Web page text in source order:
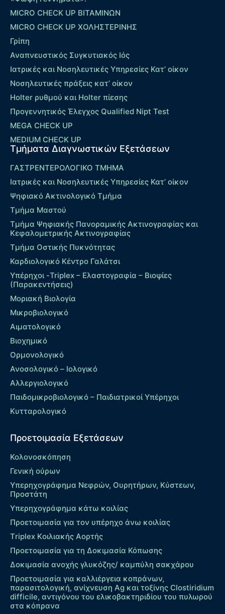
MICRO CHECK UP ΒΙΤΑΜΙΝΩΝ
MICRO CHECK UP ΧΟΛΗΣΤΕΡΙΝΗΣ
Γρίπη
Αναπνευστικός Συγκυτιακός Ιός
Ιατρικές και Νοσηλευτικές Υπηρεσίες Κατ’ οίκον
Νοσηλευτικές πράξεις κατ’ οίκον
Holter ρυθμού και Holter πίεσης
Προγεννητικός Έλεγχος Qualified Nipt Test
MEGA CHECK UP
MEDIUM CHECK UP
Τμήματα Διαγνωστικών Εξετάσεων
ΓΑΣΤΡΕΝΤΕΡΟΛΟΓΙΚΟ ΤΜΗΜΑ
Ιατρικές και Νοσηλευτικές Υπηρεσίες Κατ’ οίκον
Ψηφιακό Ακτινολογικό Τμήμα
Τμήμα Μαστού
Τμήμα Ψηφιακής Πανοραμικής Ακτινογραφίας και
Κεφαλομετρικής Ακτινογραφίας
Τμήμα Οστικής Πυκνότητας
Καρδιολογικό Κέντρο Γαλάτσι
Υπέρηχοι -Triplex – Eλαστογραφία – Βιοψίες
(Παρακεντήσεις)
Μοριακή Βιολογία
Μικροβιολογικό
Αιματολογικό
Βιοχημικό
Ορμονολογικό
Ανοσολογικό – Ιολογικό
Αλλεργιολογικό
Παιδομικροβιολογικό – Παιδιατρικοί Υπέρηχοι
Κυτταρολογικό
Προετοιμασία Εξετάσεων
Κολονοσκόπηση
Γενική ούρων
Υπερηχογράφημα Νεφρών, Ουρητήρων, Κύστεων,
Προστάτη
Υπερηχογράφημα κάτω κοιλίας
Προετοιμασία για τον υπέρηχο άνω κοιλίας
Τriplex Kοιλιακής Αορτής
Προετοιμασία για τη Δοκιμασία Κόπωσης
Δοκιμασία ανοχής γλυκόζης/ καμπύλη σακχάρου
Προετοιμασία για καλλιέργεια κοπράνων,
παρασιτολογική, ανίχνευση Ag και τοξίνης Clostiridium
difficile, αντιγόνου του ελικοβακτηριδίου του πυλωρού
στα κόπρανα